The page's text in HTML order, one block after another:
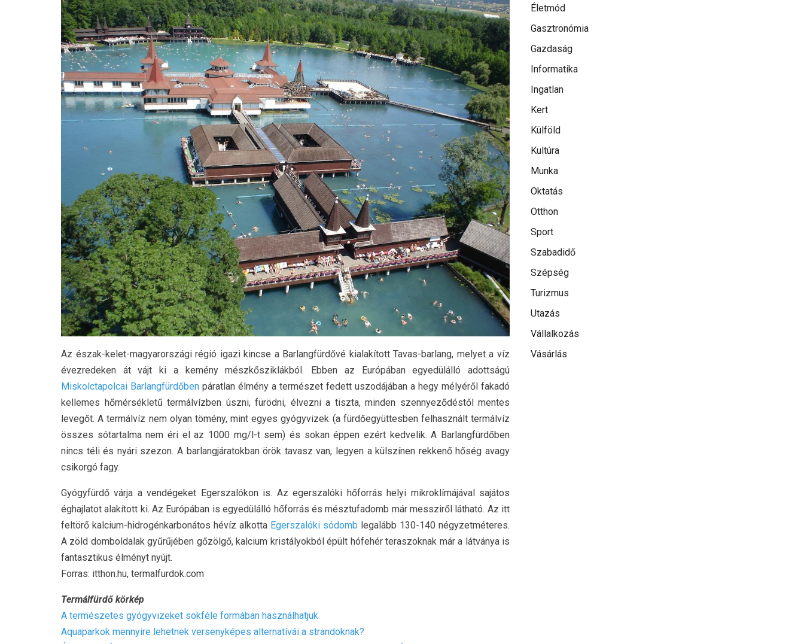
Az észak-kelet-magyarországi régió igazi kincse a Barlangfürdővé kialakított Tavas-barlang, melyet a víz
évezredeken át vájt ki a kemény mészkősziklákból. Ebben az Európában egyedülálló adottságú
Miskolctapolcai Barlangfürdőben páratlan élmény a természet fedett uszodájában a hegy mélyéről fakadó
kellemes hőmérsékletű termálvízben úszni, fürödni, élvezni a tiszta, minden szennyeződéstől mentes
levegőt. A termálvíz nem olyan tömény, mint egyes gyógyvizek (a fürdőegyüttesben felhasznált termálvíz
összes sótartalma nem éri el az 1000 mg/l-t sem) és sokan éppen ezért kedvelik. A Barlangfürdőben
nincs téli és nyári szezon. A barlangjáratokban örök tavasz van, legyen a külszínen rekkenő hőség avagy
csikorgó fagy.
Gyógyfürdő várja a vendégeket Egerszalókon is. Az egerszalóki hőforrás helyi mikroklímájával sajátos
éghajlatot alakított ki. Az Európában is egyedülálló hőforrás és mésztufadomb már messziről látható. Az itt
feltörő kalcium-hidrogénkarbonátos hévíz alkotta Egerszalóki sódomb legalább 130-140 négyzetméteres.
A zöld domboldalak gyűrűjében gőzölgő, kalcium kristályokból épült hófehér teraszoknak már a látványa is
fantasztikus élményt nyújt.
Forras: itthon.hu, termalfurdok.com
Termálfürdő körkép
A természetes gyógyvizeket sokféle formában használhatjuk
Aquaparkok mennyire lehetnek versenyképes alternatívái a strandoknak?
Életmód
Gasztronómia
Gazdaság
Informatika
Ingatlan
Kert
Külföld
Kultúra
Munka
Oktatás
Otthon
Sport
Szabadidő
Szépség
Turizmus
Utazás
Vállalkozás
Vásárlás